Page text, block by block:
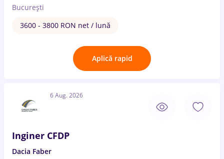
București
3600 - 3800 RON net / lună
Aplică rapid
6 Aug. 2026
Inginer CFDP
Dacia Faber